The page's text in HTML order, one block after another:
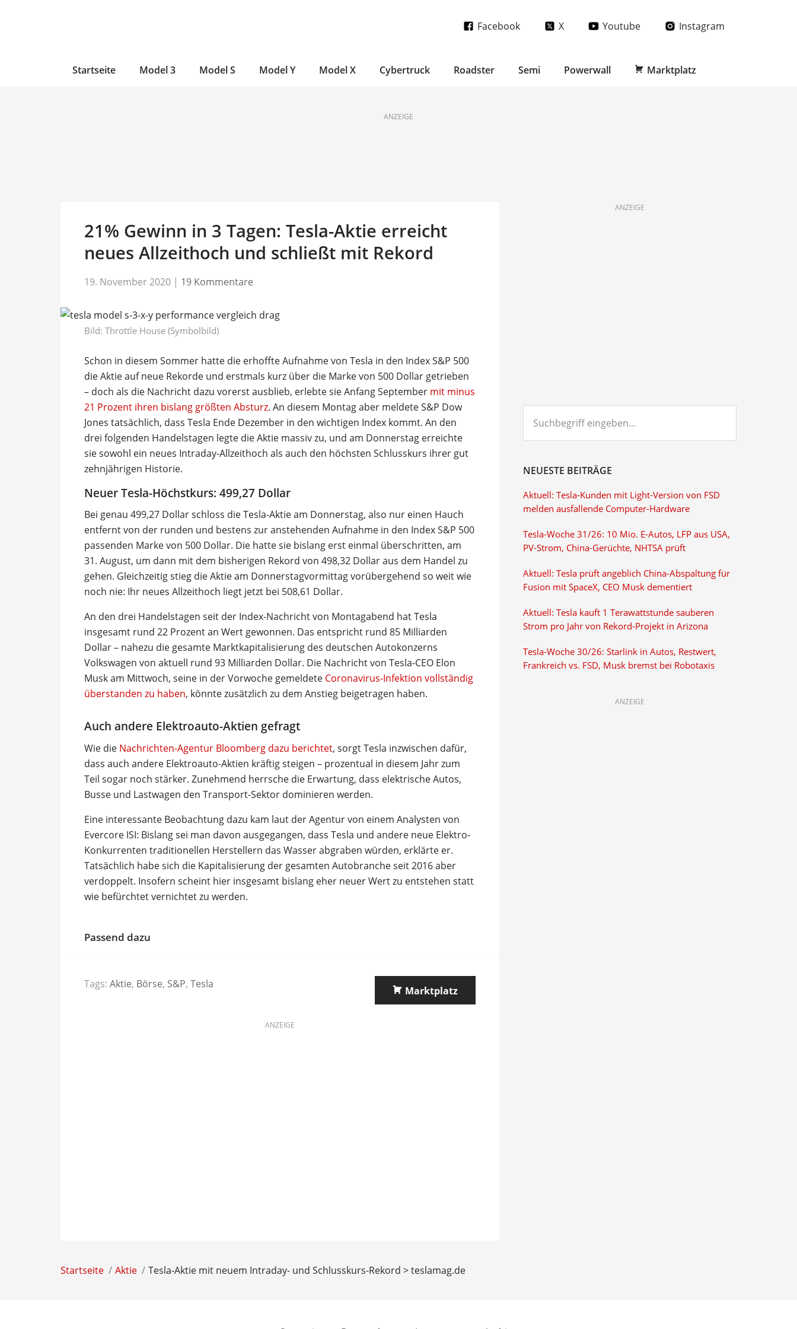
Facebook X Youtube Instagram
Startseite Model 3 Model S Model Y Model X Cybertruck Roadster Semi Powerwall Marktplatz
ANZEIGE
21% Gewinn in 3 Tagen: Tesla-Aktie erreicht
neues Allzeithoch und schließt mit Rekord
19. November 2020 | 19 Kommentare
Bild: Throttle House (Symbolbild)
Schon in diesem Sommer hatte die erhoffte Aufnahme von Tesla in den Index S&P 500
die Aktie auf neue Rekorde und erstmals kurz über die Marke von 500 Dollar getrieben
– doch als die Nachricht dazu vorerst ausblieb, erlebte sie Anfang September mit minus
21 Prozent ihren bislang größten Absturz. An diesem Montag aber meldete S&P Dow
Jones tatsächlich, dass Tesla Ende Dezember in den wichtigen Index kommt. An den
drei folgenden Handelstagen legte die Aktie massiv zu, und am Donnerstag erreichte
sie sowohl ein neues Intraday-Allzeithoch als auch den höchsten Schlusskurs ihrer gut
zehnjährigen Historie.
Neuer Tesla-Höchstkurs: 499,27 Dollar
Bei genau 499,27 Dollar schloss die Tesla-Aktie am Donnerstag, also nur einen Hauch
entfernt von der runden und bestens zur anstehenden Aufnahme in den Index S&P 500
passenden Marke von 500 Dollar. Die hatte sie bislang erst einmal überschritten, am
31. August, um dann mit dem bisherigen Rekord von 498,32 Dollar aus dem Handel zu
gehen. Gleichzeitig stieg die Aktie am Donnerstagvormittag vorübergehend so weit wie
noch nie: Ihr neues Allzeithoch liegt jetzt bei 508,61 Dollar.
An den drei Handelstagen seit der Index-Nachricht von Montagabend hat Tesla
insgesamt rund 22 Prozent an Wert gewonnen. Das entspricht rund 85 Milliarden
Dollar – nahezu die gesamte Marktkapitalisierung des deutschen Autokonzerns
Volkswagen von aktuell rund 93 Milliarden Dollar. Die Nachricht von Tesla-CEO Elon
Musk am Mittwoch, seine in der Vorwoche gemeldete Coronavirus-Infektion vollständig
überstanden zu haben, könnte zusätzlich zu dem Anstieg beigetragen haben.
Auch andere Elektroauto-Aktien gefragt
Wie die Nachrichten-Agentur Bloomberg dazu berichtet, sorgt Tesla inzwischen dafür,
dass auch andere Elektroauto-Aktien kräftig steigen – prozentual in diesem Jahr zum
Teil sogar noch stärker. Zunehmend herrsche die Erwartung, dass elektrische Autos,
Busse und Lastwagen den Transport-Sektor dominieren werden.
Eine interessante Beobachtung dazu kam laut der Agentur von einem Analysten von
Evercore ISI: Bislang sei man davon ausgegangen, dass Tesla und andere neue Elektro-
Konkurrenten traditionellen Herstellern das Wasser abgraben würden, erklärte er.
Tatsächlich habe sich die Kapitalisierung der gesamten Autobranche seit 2016 aber
verdoppelt. Insofern scheint hier insgesamt bislang eher neuer Wert zu entstehen statt
wie befürchtet vernichtet zu werden.
Passend dazu
Tags: Aktie, Börse, S&P, Tesla
Marktplatz
ANZEIGE
ANZEIGE
eingeben...
NEUESTE BEITRÄGE
Aktuell: Tesla-Kunden mit Light-Version von FSD
melden ausfallende Computer-Hardware
Tesla-Woche 31/26: 10 Mio. E-Autos, LFP aus USA,
PV-Strom, China-Gerüchte, NHTSA prüft
Aktuell: Tesla prüft angeblich China-Abspaltung für
Fusion mit SpaceX, CEO Musk dementiert
Aktuell: Tesla kauft 1 Terawattstunde sauberen
Strom pro Jahr von Rekord-Projekt in Arizona
Tesla-Woche 30/26: Starlink in Autos, Restwert,
Frankreich vs. FSD, Musk bremst bei Robotaxis
ANZEIGE
Startseite Aktie Tesla-Aktie mit neuem Intraday- und Schlusskurs-Rekord > teslamag.de